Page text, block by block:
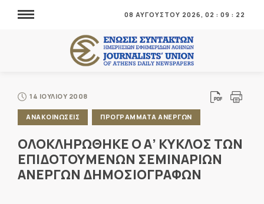
08 ΑΥΓΟΥΣΤΟΥ 2026, 02 : 09 : 22
14 ΙΟΥΛΙΟΥ 2008
ΑΝΑΚΟΙΝΩΣΕΙΣ ΠΡΟΓΡΑΜΜΑΤΑ ΑΝΕΡΓΩΝ
ΟΛΟΚΛΗΡΩΘΗΚΕ Ο Α’ ΚΥΚΛΟΣ ΤΩΝ
ΕΠΙΔΟΤΟΥΜΕΝΩΝ ΣΕΜΙΝΑΡΙΩΝ
ΑΝΕΡΓΩΝ ΔΗΜΟΣΙΟΓΡΑΦΩΝ